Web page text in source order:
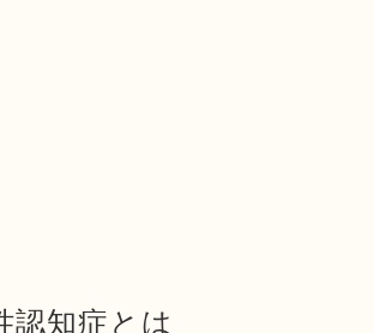
認知症とは